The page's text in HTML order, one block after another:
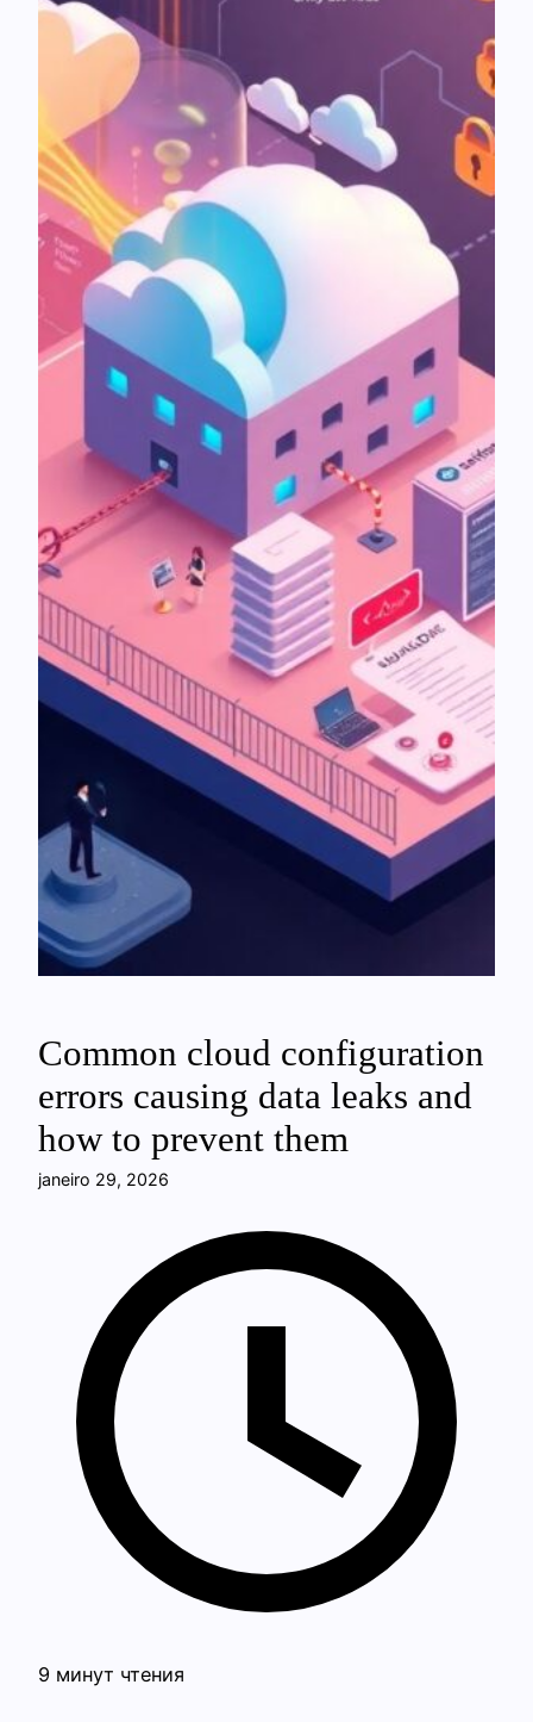
Common cloud configuration
errors causing data leaks and
how to prevent them
janeiro 29, 2026
9 минут чтения